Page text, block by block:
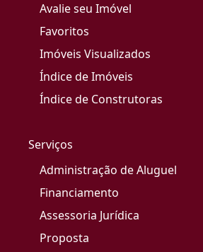
Avalie seu Imóvel
Favoritos
Imóveis Visualizados
Índice de Imóveis
Índice de Construtoras
Serviços
Administração de Aluguel
Financiamento
Assessoria Jurídica
Proposta